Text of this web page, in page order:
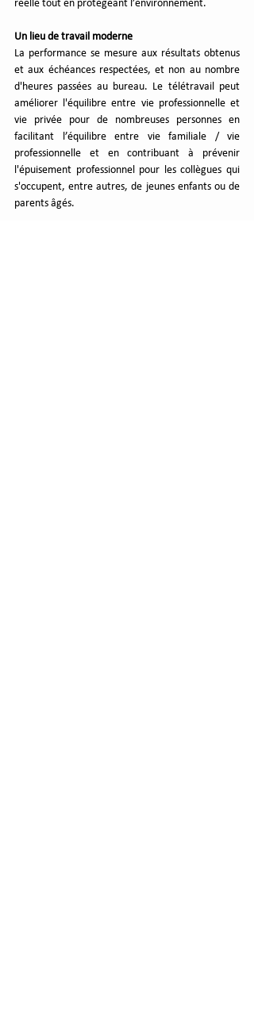
réelle tout en protégeant l’environnement.
Un lieu de travail moderne
La performance se mesure aux résultats obtenus
et aux échéances respectées, et non au nombre
d'heures passées au bureau. Le télétravail peut
améliorer l'équilibre entre vie professionnelle et
vie privée pour de nombreuses personnes en
facilitant l’équilibre entre vie familiale / vie
professionnelle et en contribuant à prévenir
l'épuisement professionnel pour les collègues qui
s'occupent, entre autres, de jeunes enfants ou de
parents âgés.